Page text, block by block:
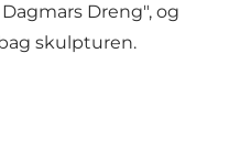
Dreng", og
skulpturen.